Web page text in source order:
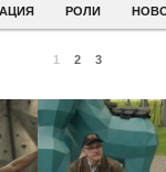
РОЛИ
1 2 3